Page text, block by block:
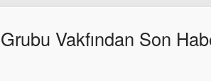
Vakfından Son